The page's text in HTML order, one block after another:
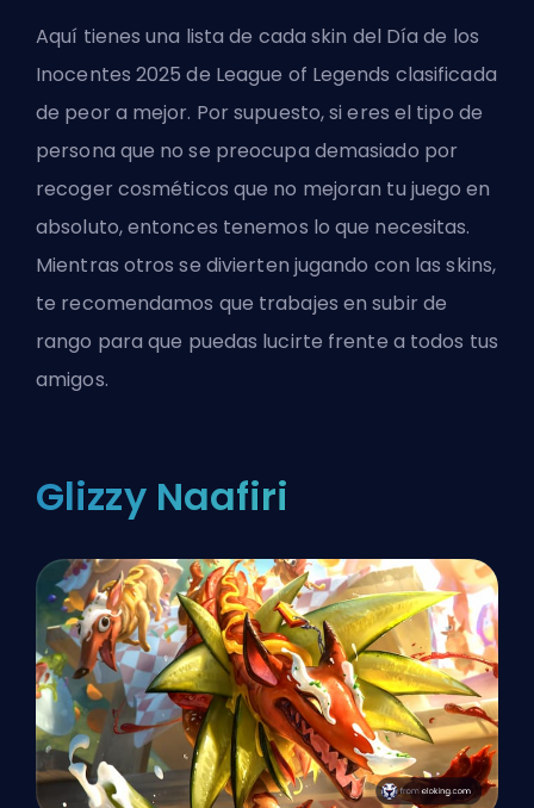
Aquí tienes una lista de cada skin del Día de los
Inocentes 2025 de League of Legends clasificada
de peor a mejor. Por supuesto, si eres el tipo de
persona que no se preocupa demasiado por
recoger cosméticos que no mejoran tu juego en
absoluto, entonces tenemos lo que necesitas.
Mientras otros se divierten jugando con las skins,
te recomendamos que trabajes en subir de
rango para que puedas lucirte frente a todos tus
amigos.
Glizzy Naafiri